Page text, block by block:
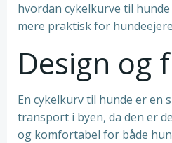
hvordan cykelkurve til
mere praktisk for
Design og
En cykelkurv til hunde er en
transport i byen, da den er
og komfortabel for både